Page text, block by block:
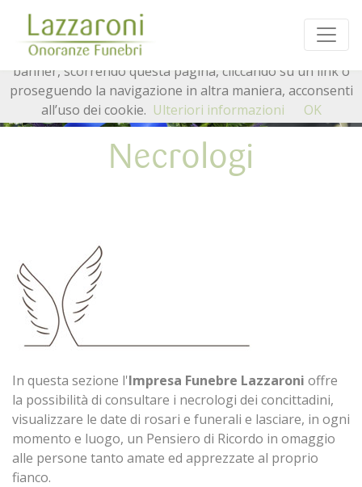
Necrologi
In questa sezione l'Impresa Funebre Lazzaroni offre
la possibilità di consultare i necrologi dei concittadini,
visualizzare le date di rosari e funerali e lasciare, in ogni
momento e luogo, un Pensiero di Ricordo in omaggio
alle persone tanto amate ed apprezzate al proprio
fianco.
Questo sito o gli strumenti terzi da questo utilizzati si
avvalgono di cookie necessari al funzionamento ed utili
alle finalità illustrate nella cookie policy. Chiudendo questo
banner, scorrendo questa pagina, cliccando su un link o
proseguendo la navigazione in altra maniera, acconsenti
all’uso dei cookie. Ulteriori informazioni OK